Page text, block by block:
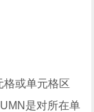
格或单元格区
是对所在单